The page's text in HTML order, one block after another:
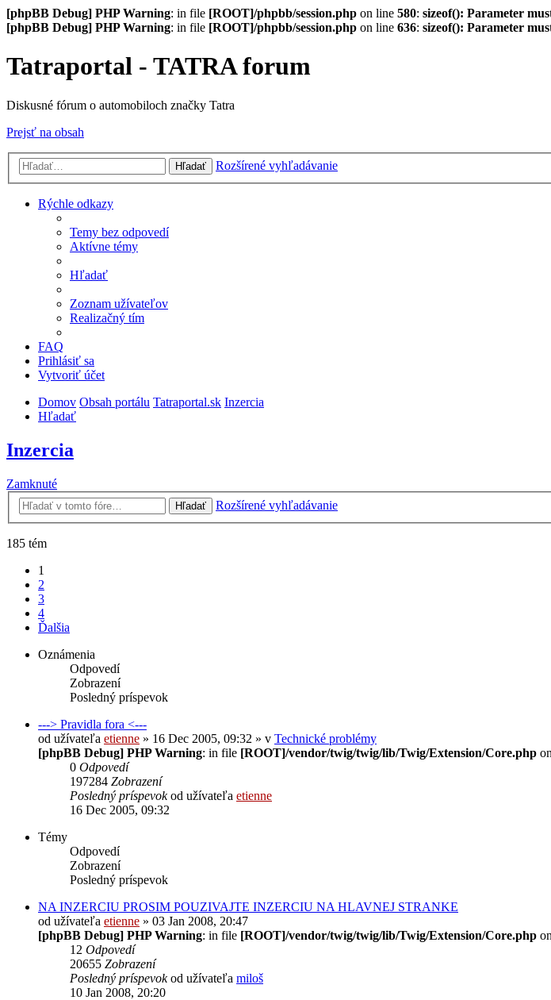
[phpBB Debug] PHP Warning: in file [ROOT]/phpbb/session.php on line 580: sizeof(): Parameter
[phpBB Debug] PHP Warning: in file [ROOT]/phpbb/session.php on line 636: sizeof(): Parameter
Tatraportal - TATRA forum
Diskusné fórum o automobiloch značky Tatra
Prejsť na obsah
Hľadať Rozšírené vyhľadávanie
Rýchle odkazy
Temy bez odpovedí
Aktívne témy
Hľadať
Zoznam užívateľov
Realizačný tím
FAQ
Prihlásiť sa
Vytvoriť účet
Domov Obsah portálu Tatraportal.sk Inzercia
Hľadať
Inzercia
Zamknuté
Hľadať Rozšírené vyhľadávanie
185 tém
1
2
3
4
Ďalšia
Oznámenia
Odpovedí
Zobrazení
Posledný príspevok
---> Pravidla fora <---
od užívateľa etienne » 16 Dec 2005, 09:32 » v Technické problémy
[phpBB Debug] PHP Warning: in file [ROOT]/vendor/twig/twig/lib/Twig/Extension/Core.php
0 Odpovedí
197284 Zobrazení
Posledný príspevokod užívateľa etienne
16 Dec 2005, 09:32
Témy
Odpovedí
Zobrazení
Posledný príspevok
NA INZERCIU PROSIM POUZIVAJTE INZERCIU NA HLAVNEJ STRANKE
od užívateľa etienne » 03 Jan 2008, 20:47
[phpBB Debug] PHP Warning: in file [ROOT]/vendor/twig/twig/lib/Twig/Extension/Core.php
12 Odpovedí
20655 Zobrazení
Posledný príspevokod užívateľa miloš
10 Jan 2008, 20:20